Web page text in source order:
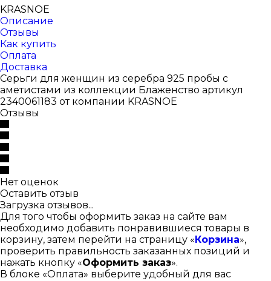
KRASNOE
Описание
Отзывы
Как купить
Оплата
Доставка
Серьги для женщин из серебра 925 пробы с
аметистами из коллекции Блаженство артикул
2340061183 от компании KRASNOE
Отзывы
Нет оценок
Оставить отзыв
Загрузка отзывов...
Для того чтобы оформить заказ на сайте вам
необходимо добавить понравившиеся товары в
корзину, затем перейти на страницу «Корзина»,
проверить правильность заказанных позиций и
нажать кнопку «Оформить заказ».
В блоке «Оплата» выберите удобный для вас